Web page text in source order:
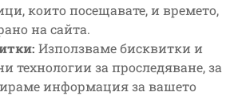
които посещавате, и времето,
на сайта.
Използваме бисквитки и
технологии за проследяване, за
информация за вашето